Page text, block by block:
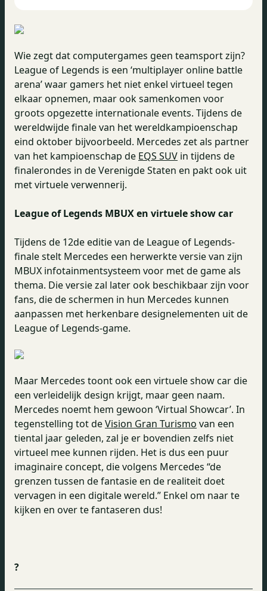
Wie zegt dat computergames geen teamsport zijn?
League of Legends is een ‘multiplayer online battle
arena’ waar gamers het niet enkel virtueel tegen
elkaar opnemen, maar ook samenkomen voor
groots opgezette internationale events. Tijdens de
wereldwijde finale van het wereldkampioenschap
eind oktober bijvoorbeeld. Mercedes zet als partner
van het kampioenschap de EQS SUV in tijdens de
finalerondes in de Verenigde Staten en pakt ook uit
met virtuele verwennerij.
League of Legends MBUX en virtuele show car
Tijdens de 12de editie van de League of Legends-
finale stelt Mercedes een herwerkte versie van zijn
MBUX infotainmentsysteem voor met de game als
thema. Die versie zal later ook beschikbaar zijn voor
fans, die de schermen in hun Mercedes kunnen
aanpassen met herkenbare designelementen uit de
League of Legends-game.
Maar Mercedes toont ook een virtuele show car die
een verleidelijk design krijgt, maar geen naam.
Mercedes noemt hem gewoon ‘Virtual Showcar’. In
tegenstelling tot deVision Gran Turismo van een
tiental jaar geleden, zal je er bovendien zelfs niet
virtueel mee kunnen rijden. Het is dus een puur
imaginaire concept, die volgens Mercedes “de
grenzen tussen de fantasie en de realiteit doet
vervagen in een digitale wereld.” Enkel om naar te
kijken en over te fantaseren dus!
?